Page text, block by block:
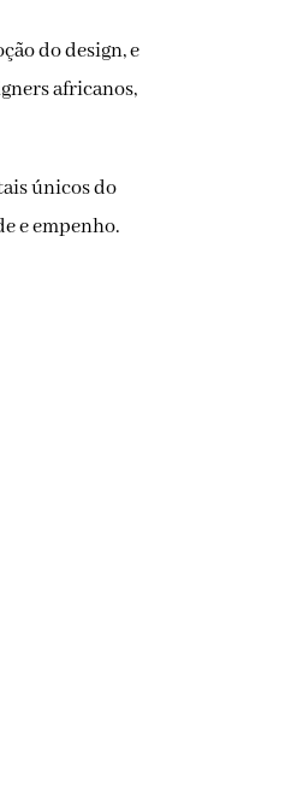
do design, e
africanos,
únicos do
e empenho.